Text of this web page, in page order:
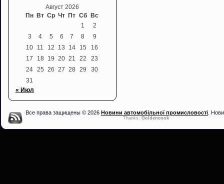
Август 2026
Пн Вт Ср Чт Пт Сб
Вс
1
2
3
4 5 6 7 8
9
10
11 12 13 14 15
16
17
18 19 20 21 22
23
24 25 26 27 28 29
30
31
« Июл
Все права защищены © 2026 Новини автомобільної промисловості .
Thanks: Goldencook